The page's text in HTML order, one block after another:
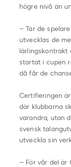
högre nivå än
– Tar de
utvecklas de
lärlingskontrakt
startat i cupen
då får de
Certifieringen
där klubbarna
varandra, utan
svensk
utveckla sin
– För vår del är